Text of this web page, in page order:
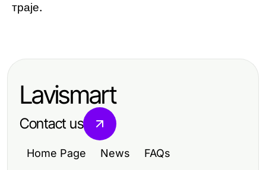
траје.
Lavismart
Contact us
Home Page News FAQs